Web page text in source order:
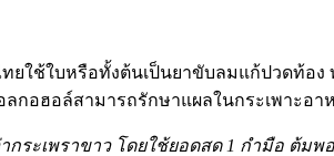
ทยใช้ใบหรือทั้งต้นเป็นยาขับลมแก้ปวดท้อ
กอฮอล์สามารถรักษาแผลในกระเพาะอา
กระเพราขาว โดยใช้ยอดสด 1 กำมือ ต้มพ